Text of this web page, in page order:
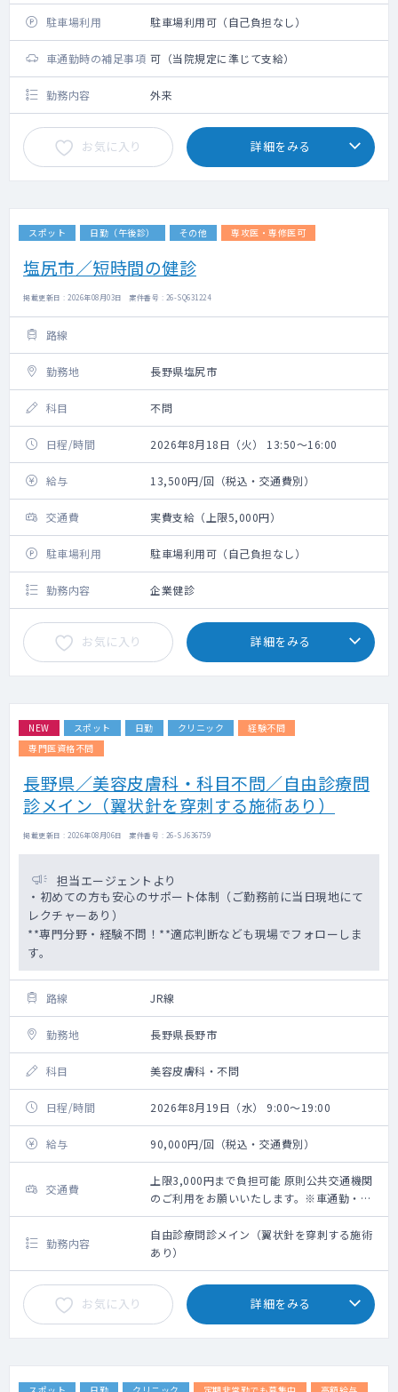
駐車場利用 駐車場利用可（自己負担なし）
車通勤時の補足事項 可（当院規定に準じて支給）
勤務内容 外来
お気に入り 詳細をみる
スポット 日勤（午後診） その他 専攻医・専修医可
塩尻市／短時間の健診
掲載更新日 : 2026年08月03日 案件番号 : 26-SQ631224
路線
勤務地 長野県塩尻市
科目 不問
日程/時間 2026年8月18日（火） 13:50～16:00
給与 13,500円/回（税込・交通費別）
交通費 実費支給（上限5,000円）
駐車場利用 駐車場利用可（自己負担なし）
勤務内容 企業健診
お気に入り 詳細をみる
NEW スポット 日勤 クリニック
経験不問
専門医資格不問
長野県／美容皮膚科・科目不問／自由診療問
診メイン（翼状針を穿刺する施術あり）
掲載更新日 : 2026年08月06日 案件番号 : 26-SJ636759
担当エージェントより
・初めての方も安心のサポート体制（ご勤務前に当日現地にて
レクチャーあり）
**専門分野・経験不問！**適応判断なども現場でフォローしま
す。
路線 JR線
勤務地 長野県長野市
科目 美容皮膚科・不問
日程/時間 2026年8月19日（水） 9:00～19:00
給与 90,000円/回（税込・交通費別）
交通費
上限3,000円まで負担可能 原則公共交通機関
のご利用をお願いいたします。※車通勤・タ
クシー利用要相談
勤務内容
自由診療問診メイン（翼状針を穿刺する施術
あり）
お気に入り 詳細をみる
スポット 日勤 クリニック 定期非常勤でも募集中 高額給与